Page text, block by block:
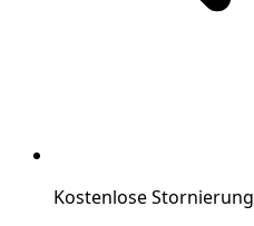
Kostenlose Stornierung